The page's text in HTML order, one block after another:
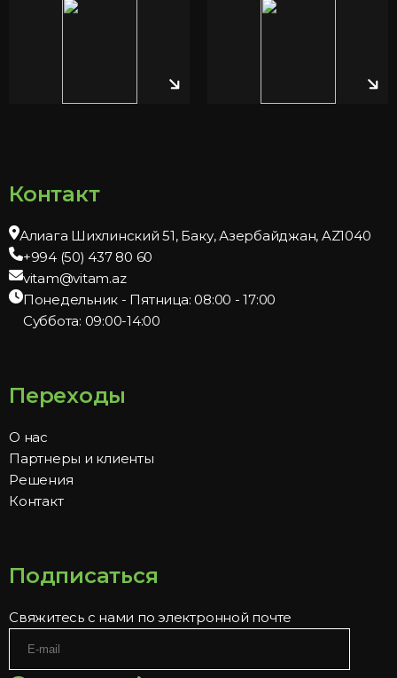
Контакт
Алиага Шихлинский 51, Баку, Азербайджан, AZ1040
+994 (50) 437 80 60
vitam@vitam.az
Понедельник - Пятница: 08:00 - 17:00
Суббота: 09:00-14:00
Переходы
О нас
Партнеры и клиенты
Решения
Контакт
Подписаться
Свяжитесь с нами по электронной почте